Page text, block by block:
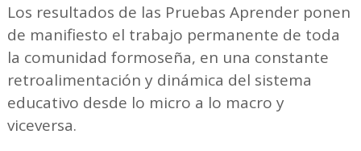
Los resultados de las Pruebas Aprender ponen
de manifiesto el trabajo permanente de toda
la comunidad formoseña, en una constante
retroalimentación y dinámica del sistema
educativo desde lo micro a lo macro y
viceversa.